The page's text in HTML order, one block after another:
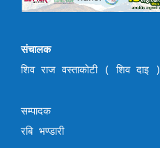
संचालक
शिव राज वस्ताकोटी ( शिव दाइ )
सम्पादक
रबि भण्डारी